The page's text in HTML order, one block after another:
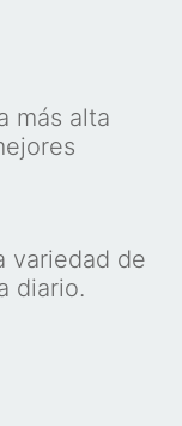
más alta
variedad de
diario.